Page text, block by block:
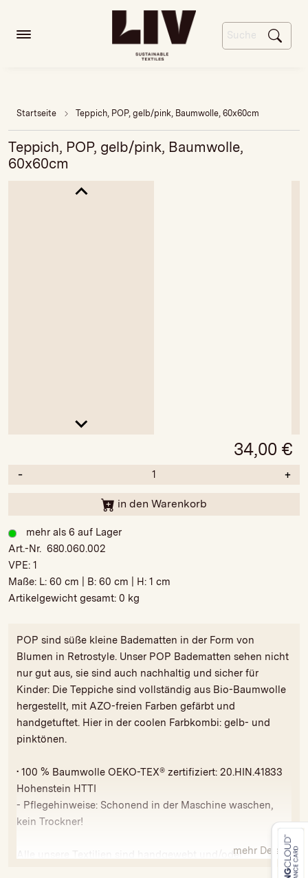
Startseite Teppich, POP, gelb/pink, Baumwolle, 60x60cm
Teppich, POP, gelb/pink, Baumwolle,
60x60cm
34,00 €
- +
in den Warenkorb
mehr als 6 auf Lager
Art.-Nr. 680.060.002
VPE:1
Maße: L:60 cm | B:60 cm | H:1 cm
Artikelgewicht gesamt:0 kg
POP sind süße kleine Badematten in der Form von
Blumen in Retrostyle. Unser POP Badematten sehen nicht
nur gut aus, sie sind auch nachhaltig und sicher für
Kinder: Die Teppiche sind vollständig aus Bio-Baumwolle
hergestellt, mit AZO-freien Farben gefärbt und
handgetuftet. Hier in der coolen Farbkombi: gelb- und
pinktönen.
• 100 % Baumwolle OEKO-TEX® zertifiziert: 20.HIN.41833
Hohenstein HTTI
- Pflegehinweise: Schonend in der Maschine waschen,
kein Trockner!
Alle unsere Textilien sind handgewebt und/oder
handgetuftet, was bedeutet, dass gewisse Abweichungen
mehr Details